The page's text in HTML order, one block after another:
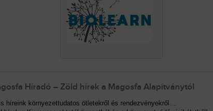
Híradó – Zöld hírek a Magosfa Alapítványtól
híreink környezettudatos ötletekről és rendezvényekről…